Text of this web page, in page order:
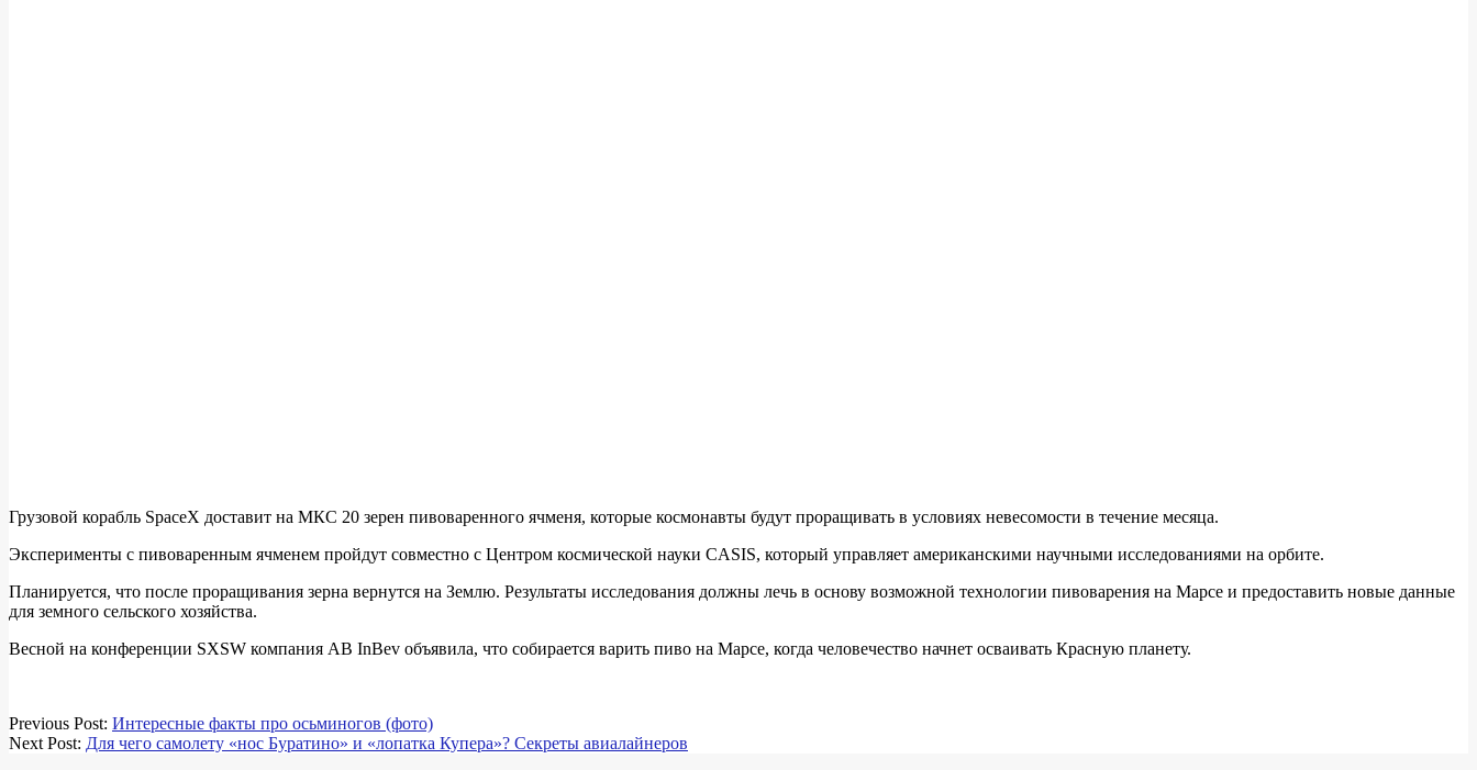
Грузовой корабль SpaceX доставит на МКС 20 зерен пивоваренного ячменя, которые космонавты будут проращивать в условиях невесомости в течение месяца.
Эксперименты с пивоваренным ячменем пройдут совместно с Центром космической науки CASIS, который управляет американскими научными исследованиями на орбите.
Планируется, что после проращивания зерна вернутся на Землю. Результаты исследования должны лечь в основу возможной технологии пивоварения на Марсе и предоставить новые данные
для земного сельского хозяйства.
Весной на конференции SXSW компания AB InBev объявила, что собирается варить пиво на Марсе, когда человечество начнет осваивать Красную планету.
2018-
05-
Previous Post: Интересные факты про осьминогов (фото)
Next Post: Для чего самолету «нос Буратино» и «лопатка Купера»? Секреты авиалайнеров